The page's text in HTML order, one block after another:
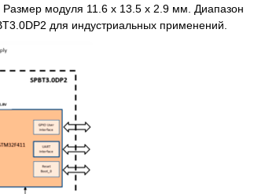
модуля 11.6 x 13.5 x 2.9 мм. Диапазон
для индустриальных применений.